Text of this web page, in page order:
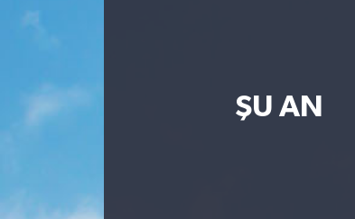
ŞU AN
Haber Arşivi